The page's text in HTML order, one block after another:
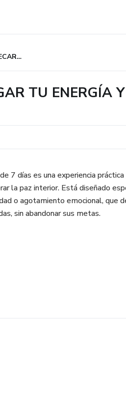
“7 DÍAS PARA RECARGAR TU ENERGÍA Y CALMAR TU MENTE”
TU ENERGÍA
7 días es una experiencia
la paz interior. Está diseñado
o agotamiento emocional, que
sin abandonar sus metas.